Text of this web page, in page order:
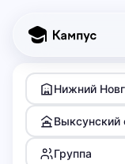
Нижний
Группа